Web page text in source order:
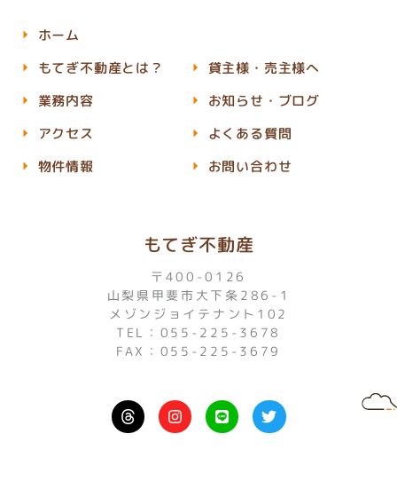
もてぎ不動産
〒400-0126
山梨県甲斐市大下条286-1
メゾンジョイテナント102
TEL：055-225-3678
FAX：055-225-3679
I
n
s
L
i
n
T
w
i
ホーム
もてぎ不動産とは？
業務内容
アクセス
物件情報
貸主様・売主様へ
お知らせ・ブログ
よくある質問
お問い合わせ